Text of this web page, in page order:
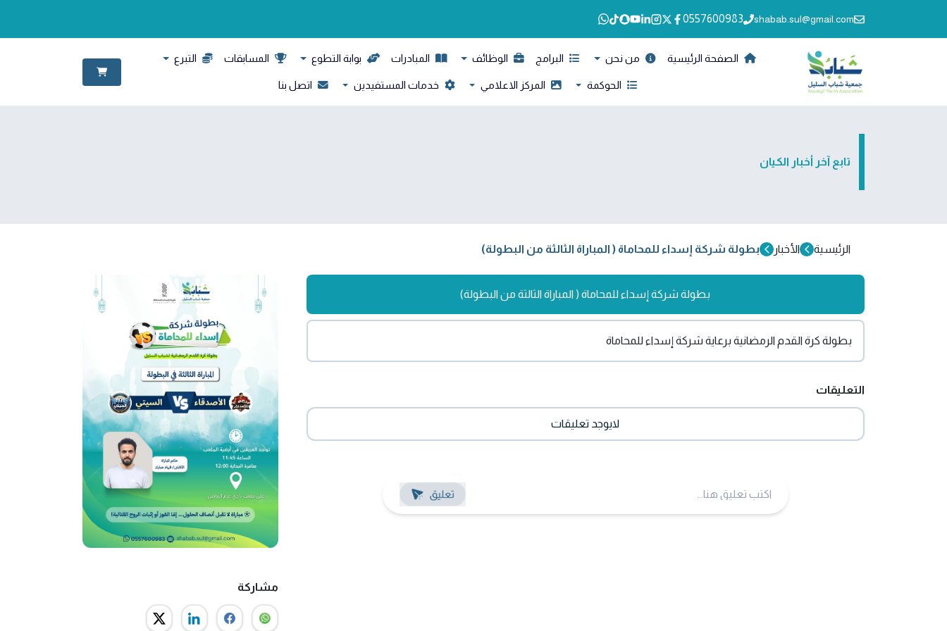
shabab.sul@gmail.com
0557600983
الصفحة الرئيسية من نحن البرامج الوظائف المبادرات بوابة التطوع المسابقات التبرع
الحوكمة المركز الاعلامي خدمات المستفيدين اتصل بنا
تابع آخر أخبار الكيان
الرئيسية الأخبار بطولة شركة إسداء للمحاماة ( المباراة الثالثة من البطولة)
بطولة شركة إسداء للمحاماة ( المباراة الثالثة من البطولة)
بطولة كرة القدم الرمضانية برعاية شركة إسداء للمحاماة
التعليقات
لايوجد تعليقات
مشاركة